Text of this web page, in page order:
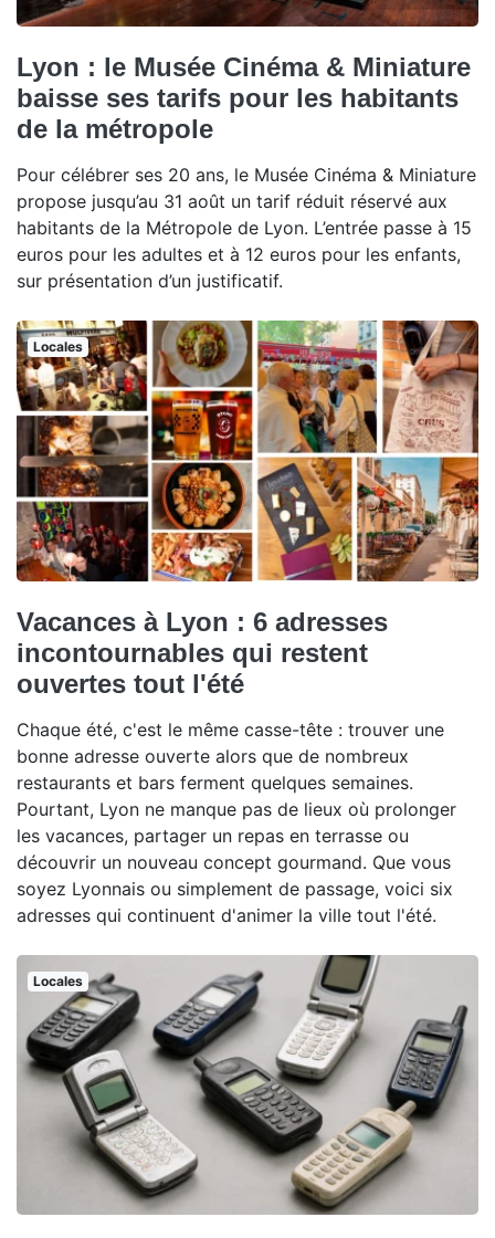
Lyon : le Musée Cinéma & Miniature
baisse ses tarifs pour les habitants
de la métropole
Pour célébrer ses 20 ans, le Musée Cinéma & Miniature
propose jusqu’au 31 août un tarif réduit réservé aux
habitants de la Métropole de Lyon. L’entrée passe à 15
euros pour les adultes et à 12 euros pour les enfants,
sur présentation d’un justificatif.
Locales
Vacances à Lyon : 6 adresses
incontournables qui restent
ouvertes tout l'été
Chaque été, c'est le même casse-tête : trouver une
bonne adresse ouverte alors que de nombreux
restaurants et bars ferment quelques semaines.
Pourtant, Lyon ne manque pas de lieux où prolonger
les vacances, partager un repas en terrasse ou
découvrir un nouveau concept gourmand. Que vous
soyez Lyonnais ou simplement de passage, voici six
adresses qui continuent d'animer la ville tout l'été.
Locales